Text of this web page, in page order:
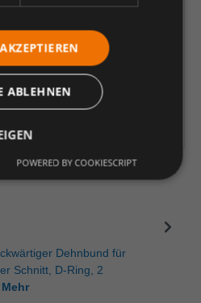
erhöhen
Einheit
Dehnbund für
Schnitt, D-Ring, 2
Mehr
ABLEHNEN
POWERED BY COOKIESCRIPT